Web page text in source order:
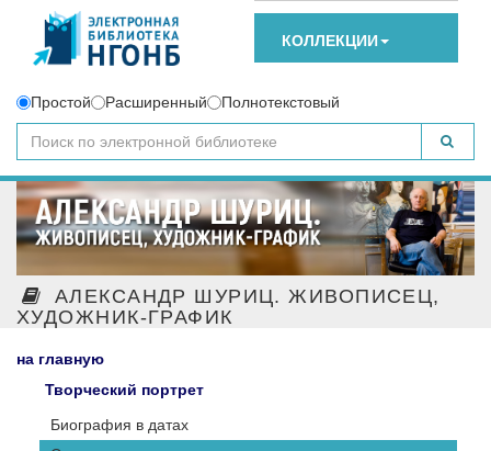
КОЛЛЕКЦИИ
Простой Расширенный Полнотекстовый
АЛЕКСАНДР ШУРИЦ. ЖИВОПИСЕЦ,
ХУДОЖНИК-ГРАФИК
на главную
Творческий портрет
Биография в датах